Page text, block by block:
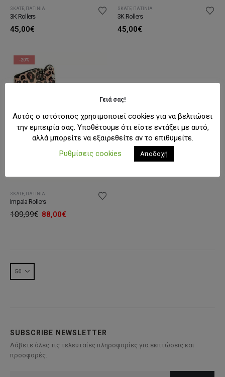
SKATE ΠΑΤΊΝΙΑ
3K Rollers
45,00€
SKATE ΠΑΤΊΝΙΑ
3K Rollers
45,00€
-20%
SKATE ΠΑΤΊΝΙΑ
Impala Rollers
109,99€ Original
88,00€Η
SUBSCRIBE NEWSLETTER
Λάβετε όλες τις τελευταίες πληροφορίες για εκπτώσεις και
προσφορές.
Γειά σας!
Αυτός ο ιστότοπος χρησιμοποιεί cookies για να βελτιώσει
την εμπειρία σας. Υποθέτουμε ότι είστε εντάξει με αυτό,
αλλά μπορείτε να εξαιρεθείτε αν το επιθυμείτε.
Ρυθμίσεις cookies
Αποδοχή